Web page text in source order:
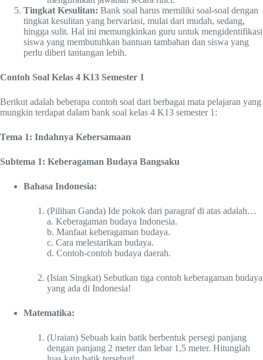
Tingkat Kesulitan: Bank soal harus memiliki soal-soal dengan
tingkat kesulitan yang bervariasi, mulai dari mudah, sedang,
hingga sulit. Hal ini memungkinkan guru untuk mengidentifikasi
siswa yang membutuhkan bantuan tambahan dan siswa yang
perlu diberi tantangan lebih.
Contoh Soal Kelas 4 K13 Semester 1
Berikut adalah beberapa contoh soal dari berbagai mata pelajaran yang
mungkin terdapat dalam bank soal kelas 4 K13 semester 1:
Tema 1: Indahnya Kebersamaan
Subtema 1: Keberagaman Budaya Bangsaku
Bahasa Indonesia:
(Pilihan Ganda) Ide pokok dari paragraf di atas adalah…
a. Keberagaman budaya Indonesia.
b. Manfaat keberagaman budaya.
c. Cara melestarikan budaya.
d. Contoh-contoh budaya daerah.
(Isian Singkat) Sebutkan tiga contoh keberagaman budaya
yang ada di Indonesia!
Matematika:
(Uraian) Sebuah kain batik berbentuk persegi panjang
dengan panjang 2 meter dan lebar 1,5 meter. Hitunglah